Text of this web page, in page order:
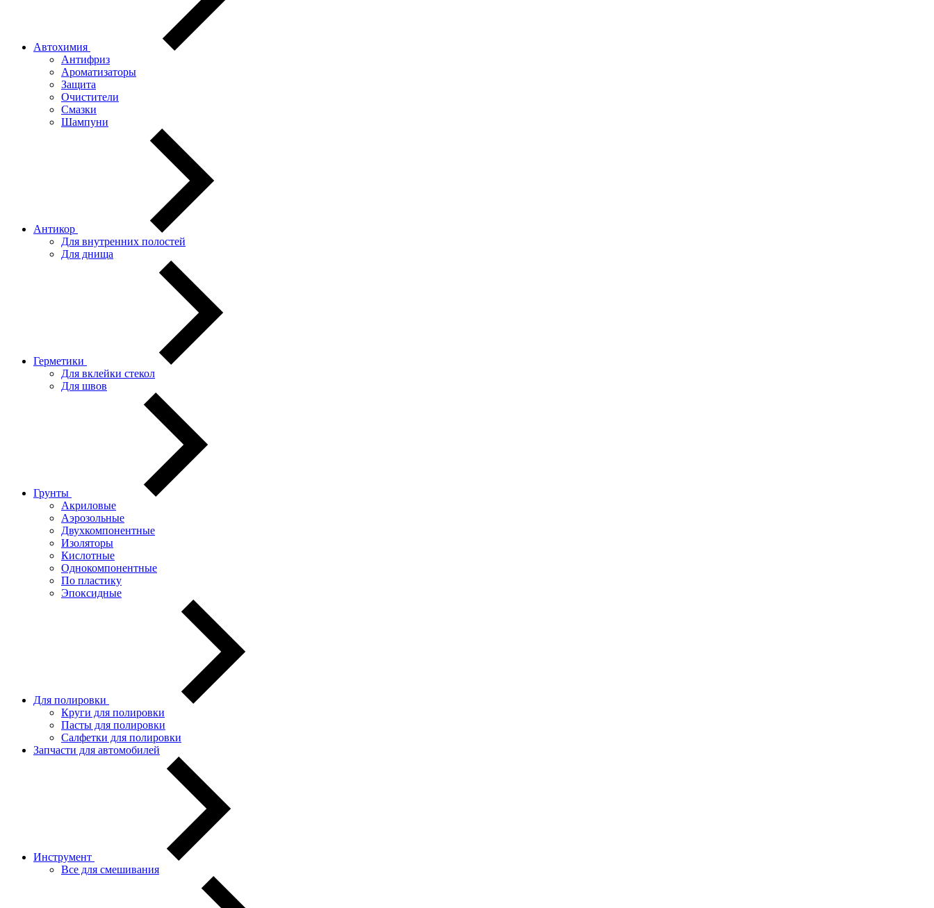
Автохимия
Антифриз
Ароматизаторы
Защита
Очистители
Смазки
Шампуни
Антикор
Для внутренних полостей
Для днища
Герметики
Для вклейки стекол
Для швов
Грунты
Акриловые
Аэрозольные
Двухкомпонентные
Изоляторы
Кислотные
Однокомпонентные
По пластику
Эпоксидные
Для полировки
Круги для полировки
Пасты для полировки
Салфетки для полировки
Запчасти для автомобилей
Инструмент
Все для смешивания